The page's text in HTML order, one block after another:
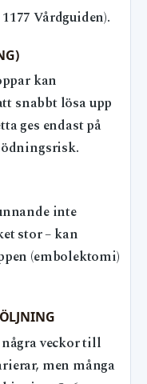
Vårdguiden).
kan
snabbt lösa upp
ges endast på
inte
stor – kan
(embolektomi)
veckor till
men många